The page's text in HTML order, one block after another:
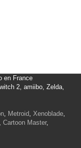
en France
2, amiibo, Zelda,
, Metroid, Xenoblade,
, Cartoon Master,